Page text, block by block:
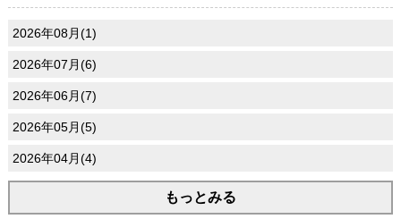
2026年08月(1)
2026年07月(6)
2026年06月(7)
2026年05月(5)
2026年04月(4)
もっとみる